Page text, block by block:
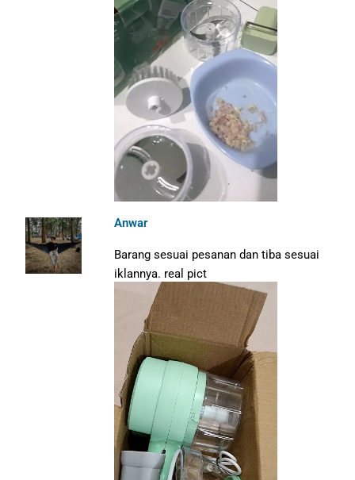
Anwar
Barang sesuai pesanan dan tiba sesuai
iklannya. real pict